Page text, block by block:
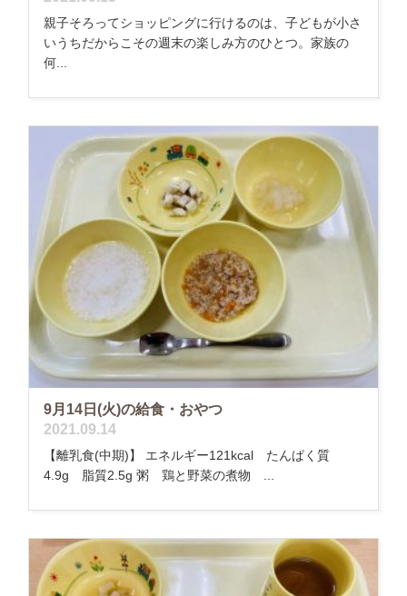
親子そろってショッピングに行けるのは、子どもが小さ
いうちだからこその週末の楽しみ方のひとつ。家族の
何...
9月14日(火)の給食・おやつ
2021.09.14
【離乳食(中期)】 エネルギー121kcal たんぱく質
4.9g 脂質2.5g 粥 鶏と野菜の煮物 ...